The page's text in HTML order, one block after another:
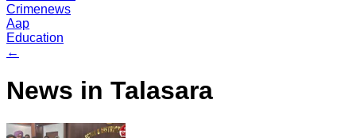
Crimenews
Aap
Education
←
News in Talasara